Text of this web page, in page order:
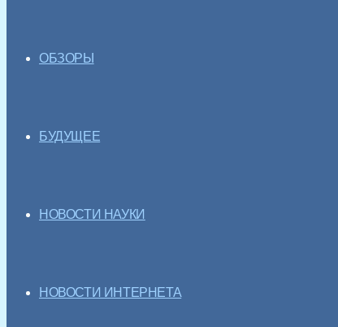
ОБЗОРЫ
БУДУЩЕЕ
НОВОСТИ НАУКИ
НОВОСТИ ИНТЕРНЕТА